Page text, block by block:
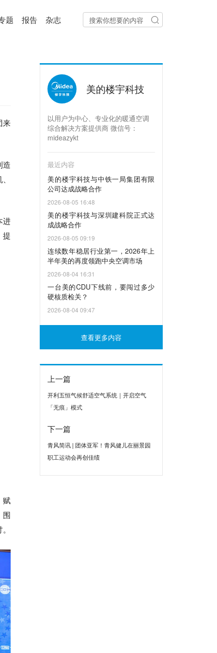
题 报告 杂志
来
造
进
提
赋
围
美的楼宇科技
以用户为中心、专业化的暖通空调
综合解决方案提供商 微信号：
mideazykt
最近内容
美的楼宇科技与中铁一局集团有限
公司达成战略合作
2026-08-05 16:48
美的楼宇科技与深圳建科院正式达
成战略合作
2026-08-05 09:19
连续数年稳居行业第一，2026年上
半年美的再度领跑中央空调市场
2026-08-04 16:31
一台美的CDU下线前，要闯过多少
硬核质检关？
2026-08-04 09:47
查看更多内容
上一篇
开利五恒气候舒适空气系统｜开启空气
「无痕」模式
下一篇
青风简讯 | 团体亚军！青风健儿在丽景园
职工运动会再创佳绩